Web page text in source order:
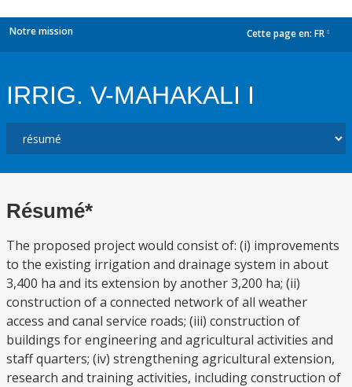
Notre mission Cette page en: FR
IRRIG. V-MAHAKALI I
Résumé*
The proposed project would consist of: (i) improvements
to the existing irrigation and drainage system in about
3,400 ha and its extension by another 3,200 ha; (ii)
construction of a connected network of all weather
access and canal service roads; (iii) construction of
buildings for engineering and agricultural activities and
staff quarters; (iv) strengthening agricultural extension,
research and training activities, including construction of